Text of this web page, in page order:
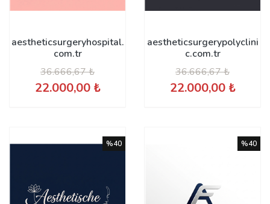
aestheticsurgeryhospital.
com.tr
36.666,67 ₺
22.000,00 ₺
aestheticsurgerypolyclini
c.com.tr
36.666,67 ₺
22.000,00 ₺
%40 %40